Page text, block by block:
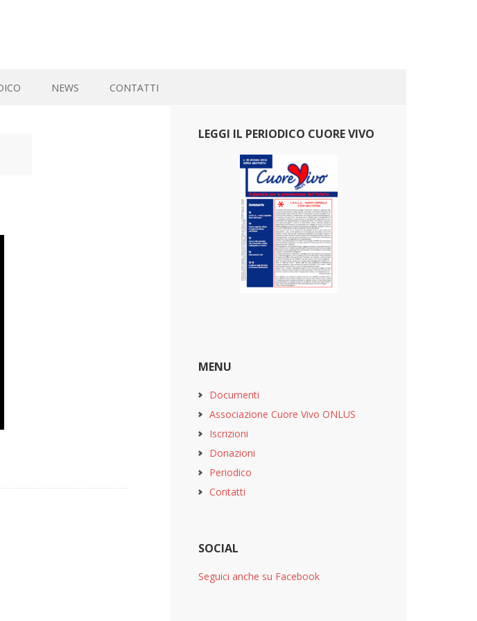
NEWS CONTATTI
LEGGI IL PERIODICO CUORE VIVO
MENU
Documenti
Associazione Cuore Vivo ONLUS
Iscrizioni
Donazioni
Periodico
Contatti
SOCIAL
Seguici anche su Facebook